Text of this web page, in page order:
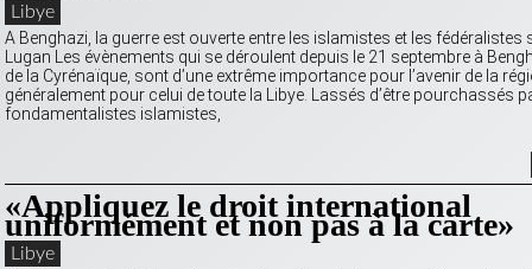
Libye
A Benghazi, la guerre est ouverte entre les islamistes et les fédéralistes
Lugan Les évènements qui se déroulent depuis le 21 septembre à
de la Cyrénaïque, sont d’une extrême importance pour l’avenir de la
généralement pour celui de toute la Libye. Lassés d’être pourchassés
fondamentalistes islamistes,
«Appliquez le droit international
uniformément et non pas à la carte»
Libye